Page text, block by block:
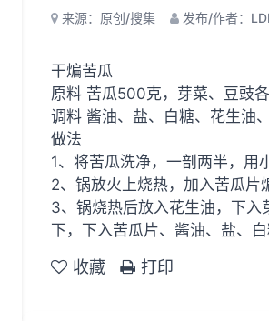
来源：原创/搜集 发布/作者：
干煸苦瓜
原料 苦瓜500克，芽菜、豆豉
调料 酱油、盐、白糖、花生油
做法
1、将苦瓜洗净，一剖两半，用
2、锅放火上烧热，加入苦瓜片
3、锅烧热后放入花生油，下
下，下入苦瓜片、酱油、盐、
收藏 打印